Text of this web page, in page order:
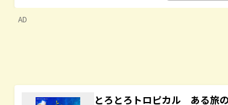
AD
とろとろトロピカル ある旅